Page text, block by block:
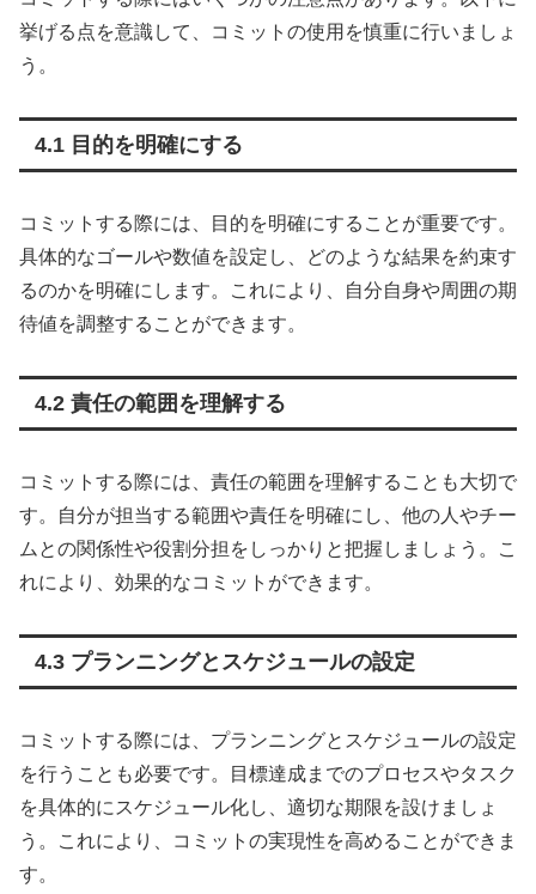
挙げる点を意識して、コミットの使用を慎重に行いましょ
う。
4.1 目的を明確にする
コミットする際には、目的を明確にすることが重要です。
具体的なゴールや数値を設定し、どのような結果を約束す
るのかを明確にします。これにより、自分自身や周囲の期
待値を調整することができます。
4.2 責任の範囲を理解する
コミットする際には、責任の範囲を理解することも大切で
す。自分が担当する範囲や責任を明確にし、他の人やチー
ムとの関係性や役割分担をしっかりと把握しましょう。こ
れにより、効果的なコミットができます。
4.3 プランニングとスケジュールの設定
コミットする際には、プランニングとスケジュールの設定
を行うことも必要です。目標達成までのプロセスやタスク
を具体的にスケジュール化し、適切な期限を設けましょ
う。これにより、コミットの実現性を高めることができま
す。